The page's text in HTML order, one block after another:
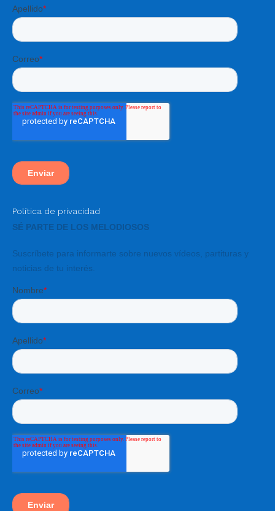
Política de privacidad